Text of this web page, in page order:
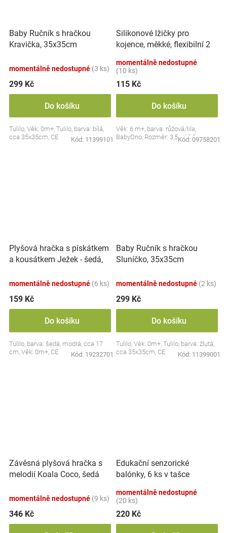
Baby Ručník s hračkou
Kravička, 35x35cm
momentálně nedostupné (3 ks)
299 Kč
Do košíku
Tulilo, Věk: 0m+, Tulilo, barva: bílá,
cca 35x35cm, CE
Kód: 11399101
Silikonové lžičky pro
kojence, měkké, flexibilní 2
momentálně nedostupné
(10 ks)
115 Kč
Do košíku
Věk: 6 m+, barva: růžová/lila,
BabyOno, Rozměr: 3,5 x 10,5 cm
Kód: 09758201
Plyšová hračka s pískátkem
a kousátkem Ježek - šedá,
momentálně nedostupné (6 ks)
159 Kč
Do košíku
Tulilo, barva: šedá, modrá, cca 17
cm, Věk: 0m+, CE
Kód: 19232701
Baby Ručník s hračkou
Sluníčko, 35x35cm
momentálně nedostupné (2 ks)
299 Kč
Do košíku
Tulilo, Věk: 0m+, Tulilo, barva: žlutá,
cca 35x35cm, CE
Kód: 11399001
Závěsná plyšová hračka s
melodií Koala Coco, šedá
momentálně nedostupné (9 ks)
346 Kč
Edukační senzorické
balónky, 6 ks v tašce
momentálně nedostupné
(20 ks)
220 Kč